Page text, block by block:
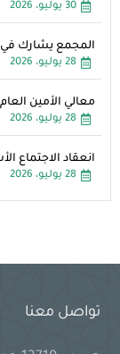
30 يوليو، 2026
المجمع يشارك في
28 يوليو، 2026
معالي الأمين
28 يوليو، 2026
انعقاد الاجتماع
28 يوليو، 2026
تواصل معنا